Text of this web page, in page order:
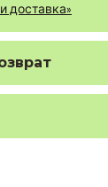
доставка»